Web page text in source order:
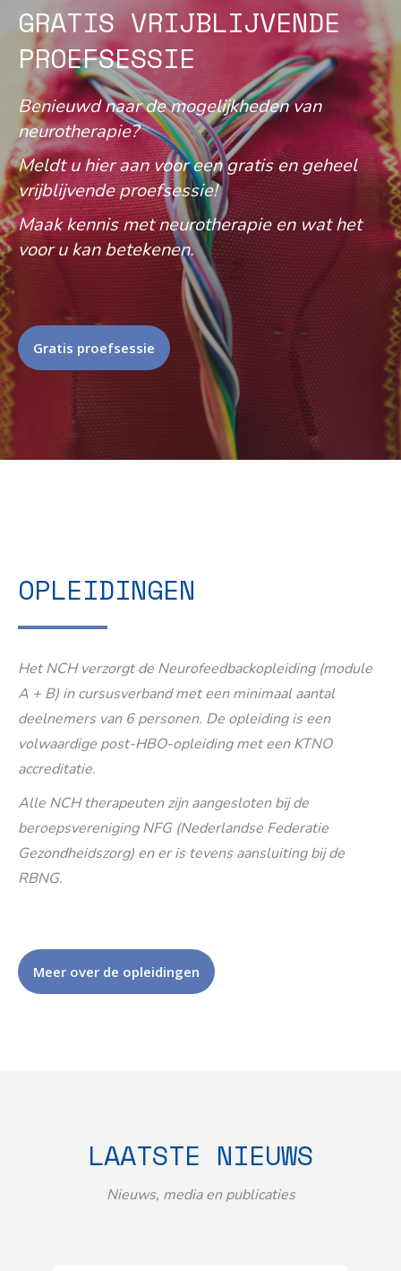
GRATIS VRIJBLIJVENDE
PROEFSESSIE
Benieuwd naar de mogelijkheden van
neurotherapie?
Meldt u hier aan voor een gratis en geheel
vrijblijvende proefsessie!
Maak kennis met neurotherapie en wat het
voor u kan betekenen.
Gratis proefsessie
OPLEIDINGEN
Het NCH verzorgt de Neurofeedbackopleiding (module
A + B) in cursusverband met een minimaal aantal
deelnemers van 6 personen. De opleiding is een
volwaardige post-HBO-opleiding met een KTNO
accreditatie.
Alle NCH therapeuten zijn aangesloten bij de
beroepsvereniging NFG (Nederlandse Federatie
Gezondheidszorg) en er is tevens aansluiting bij de
RBNG.
Meer over de opleidingen
LAATSTE NIEUWS
Nieuws, media en publicaties